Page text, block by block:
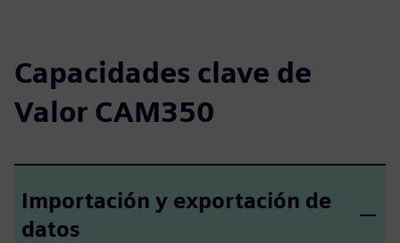
Capacidades clave de
Valor CAM350
Importación y exportación de
datos